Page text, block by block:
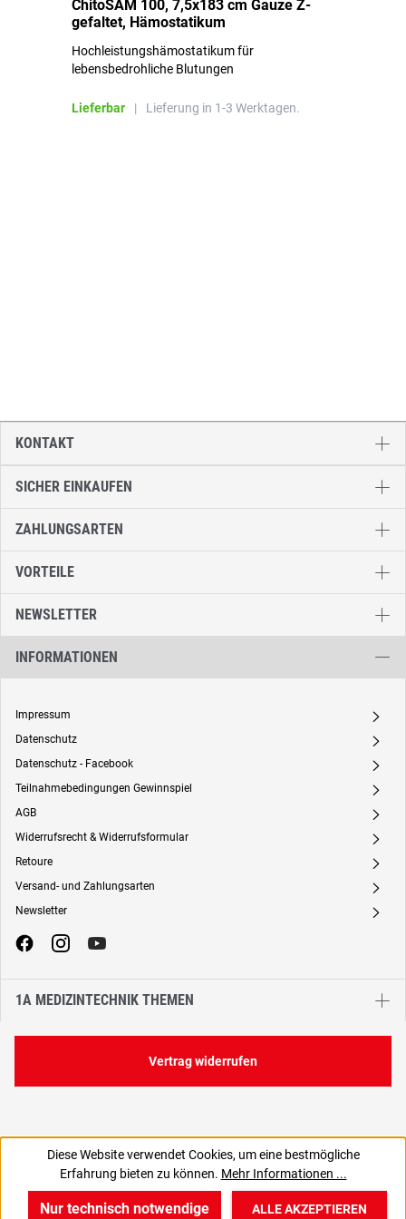
379,46 €
ChitoSAM 100, 7,5x183 cm Gauze Z-
gefaltet, Hämostatikum
Hochleistungshämostatikum für
lebensbedrohliche Blutungen
Lieferbar | Lieferung in 1-3 Werktagen.
SICHER EINKAUFEN
ZAHLUNGSARTEN
VORTEILE
NEWSLETTER
INFORMATIONEN
Impressum A
Datenschutz A
Datenschutz - Facebook A
Teilnahmebedingungen Gewinnspiel A
AGB A
Widerrufsrecht & Widerrufsformular A
Retoure A
Versand- und Zahlungsarten A
Newsletter A
1A MEDIZINTECHNIK THEMEN
KONTAKT
Vertrag widerrufen
Diese Website verwendet Cookies, um eine bestmögliche
Erfahrung bieten zu können. Mehr Informationen ...
Nur technisch notwendige ALLE AKZEPTIEREN